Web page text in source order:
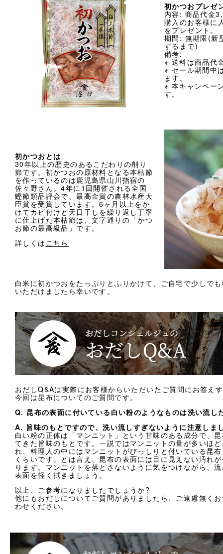
営業時間 10時-18時/水・日曜定休
初かつおプレゼ
内容: 商品代金
購入のお客様に
をプレゼント。
期間: 無期限(新
するまで)
備考:
※ 送料は商品代
※ セール期間中
ます。
※ 本キャンペー
す。
初かつおとは
30年以上の歴史のあるこだわりの削り
節です。初かつおの原材料となる本枯節
を作っているのは鹿児島県山川指宿の
佐々野さん。4年に1回開催される全国
鰹節類品評会で、最高金賞の農林水産大
臣賞を受賞しています。6ヶ月以上をか
けてカビ付けと天日干しを繰り返し丁寧
に仕上げた本枯節は、文字通りの「かつ
お節の最高級品」です。
詳しくは こちら
白米に初かつおをたっぷりとふりかけて、ご自宅で少しで
いただけましたら幸いです。
おだしQ&Aは実際にお客様からいただいたご質問にお答え
今回は昆布についてのご質問です。
Q. 昆布の表面に付いている白い粉のようなものは洗い流し
A. 旨味のもとですので、洗い流しすぎないように注意しま
白い粉の正体は「マンニット」という甘味のある成分で、
てきた旨味のもとです。一説ではマンニットの量が多いほ
れ、料理人の中にはマンニットがびっしりと付いている昆
くらいです。とは言え、昆布の表面には目に見えない汚れ
ります。マンニットを落とさないように気をつけながら、
表面を軽く拭きましょう。
以上、ご参考になりましたでしょうか?
他にもおだしについてご質問がありましたら、ご遠慮無く
わせください。